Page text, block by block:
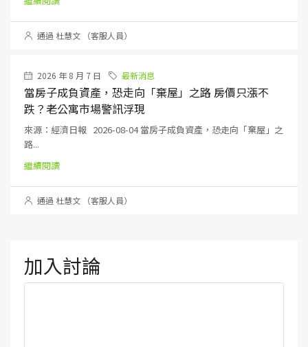
通過 杜慧文 （客服人員）
2026 年 8 月 7 日 最新消息
當房子成負資產，恐走向「棄屋」之路 房價只漲不
跌？老公寓市場警訊浮現
來源：經濟日報 2026-08-04 當房子成負資產，恐走向「棄屋」之
路...
繼續閱讀
通過 杜慧文 （客服人員）
加入討論